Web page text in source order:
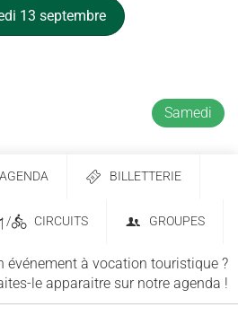
13 septembre
Samedi
AGENDA BILLETTERIE
/ CIRCUITS GROUPES
événement à vocation touristique ?
le apparaitre sur notre agenda !